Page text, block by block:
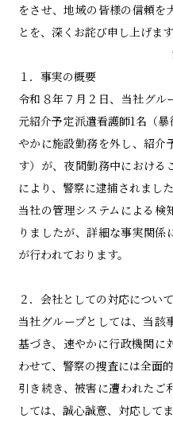
をさせ、地域の皆様の信頼を
とを、深くお詫び申し上げます
１． 事実の概要
令和８年７ 月 ２ 日、 当社グル
元紹介予定派遣看護師1名 （暴
やかに施設勤務を外し、紹介
す） が、夜間勤務中における
により、警察に逮捕されました
当社の管理システム による 検
りましたが、詳細な事実関係
が行われております。
２． 会社としての対応について
当社グループとしては、 当該
基づき、 速やかに行政機関に
わせて、 警察の捜査には全面
引き続き、 被害に遭われたご
しては、誠心誠意、対応して